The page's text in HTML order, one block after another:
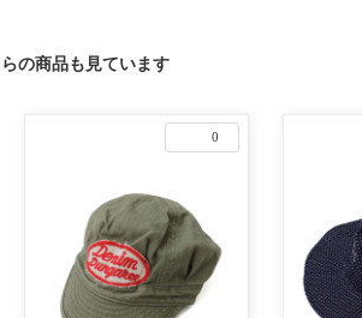
の商品も見ています
0